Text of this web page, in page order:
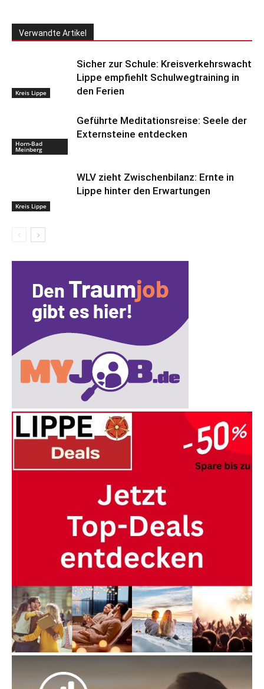
Verwandte Artikel
Kreis Lippe
Sicher zur Schule: Kreisverkehrswacht
Lippe empfiehlt Schulwegtraining in
den Ferien
Horn-Bad
Meinberg
Geführte Meditationsreise: Seele der
Externsteine entdecken
Kreis Lippe
WLV zieht Zwischenbilanz: Ernte in
Lippe hinter den Erwartungen